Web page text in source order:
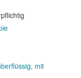
mit